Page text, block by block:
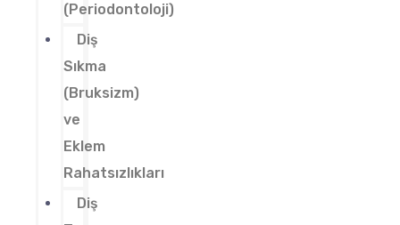
(Periodontoloji)
Diş
Sıkma
(Bruksizm)
ve
Eklem
Rahatsızlıkları
Diş